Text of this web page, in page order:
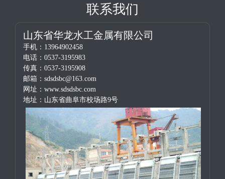
联系我们
山东省华龙水工金属有限公司
手机：13964902458
电话：0537-3195983
传真：0537-3195908
邮箱：sdsdsbc@163.com
网址：www.sdsdsbc.com
地址：山东省曲阜市校场路9号